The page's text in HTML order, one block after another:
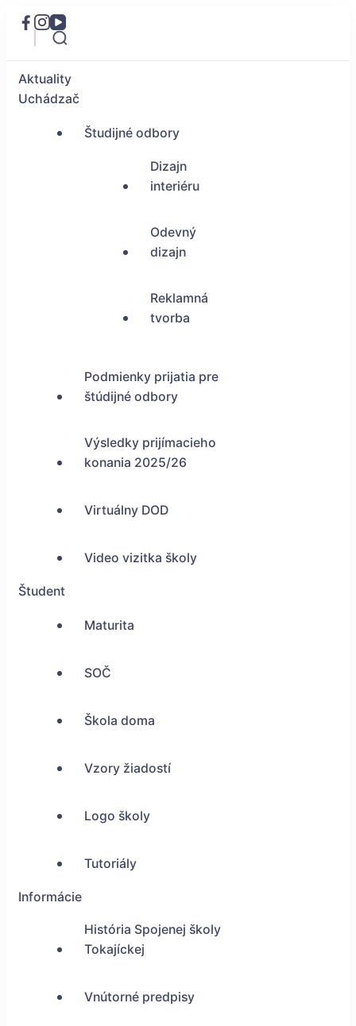
Aktuality
Uchádzač
Študijné odbory
Dizajn
interiéru
Odevný
dizajn
Reklamná
tvorba
Podmienky prijatia pre
štúdijné odbory
Výsledky prijímacieho
konania 2025/26
Virtuálny DOD
Video vizitka školy
Študent
Maturita
SOČ
Škola doma
Vzory žiadostí
Logo školy
Tutoriály
Informácie
História Spojenej školy
Tokajíckej
Vnútorné predpisy